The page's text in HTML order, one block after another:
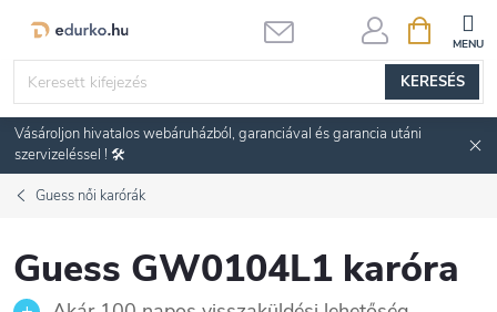
KERESÉS
KOSÁR
Vásároljon hivatalos webáruházból, garanciával és garancia utáni
szervizeléssel ! 🛠️
Guess női karórák
Guess GW0104L1 karóra